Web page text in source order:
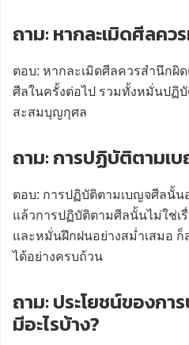
ถาม: หากละเมิดศีลคว
ตอบ: หากละเมิดศีลควรสำนึกผิด
ศีลในครั้งต่อไป รวมทั้งหมั่นปฏิบั
สะสมบุญกุศล
ถาม: การปฏิบัติตามเ
ตอบ: การปฏิบัติตามเบญจศีลนั้น
แล้วการปฏิบัติตามศีลนั้นไม่ใช่เรื่
และหมั่นฝึกฝนอย่างสม่ำเสมอ
ได้อย่างครบถ้วน
ถาม: ประโยชน์ของก
มีอะไรบ้าง?